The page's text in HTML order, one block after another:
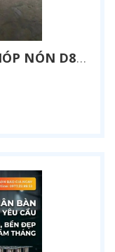
CHÂN BÀN ĂN ĂN HÌNH CHÓP NÓN D800 SP2110